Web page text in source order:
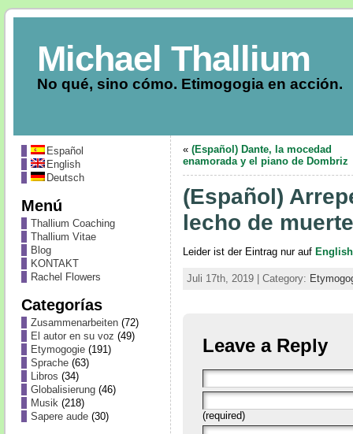
Michael Thallium
No qué, sino cómo. Etimogogia en acción.
Español
English
Deutsch
Menú
Thallium Coaching
Thallium Vitae
Blog
KONTAKT
Rachel Flowers
Categorías
Zusammenarbeiten(72)
El autor en su voz (49)
Etymogogie(191)
Sprache(63)
Libros (34)
Globalisierung(46)
Musik(218)
Sapere aude(30)
« (Español) Dante, la mocedad
enamorada y el piano de Dombriz
(Español)
lecho de muerte
Leider ist der Eintrag nur auf English
Juli 17th, 2019 | Category:
Leave a Reply
(required)